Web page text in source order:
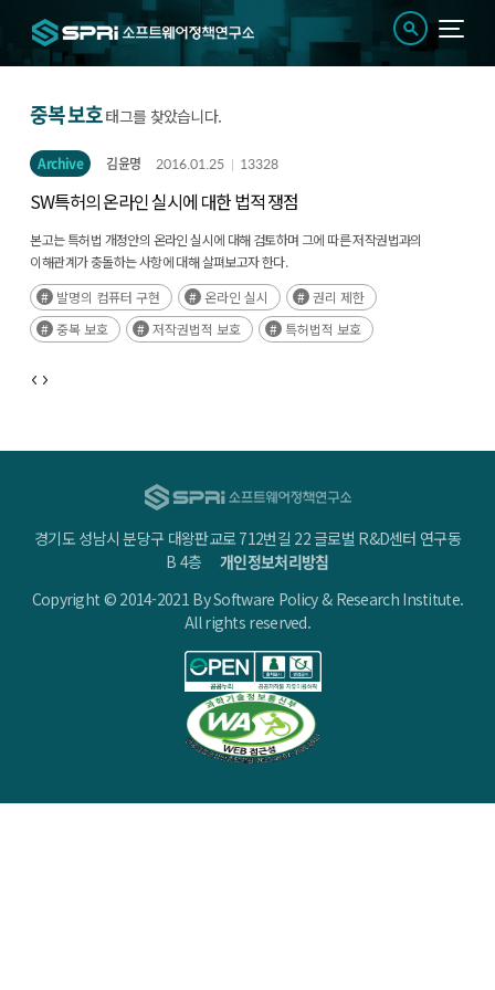
중복 보호태그를 찾았습니다.
Archive 김윤명 2016.01.25 13328
SW특허의 온라인 실시에 대한 법적 쟁점
본고는 특허법 개정안의 온라인 실시에 대해 검토하며 그에 따른 저작권법과의
이해관계가 충돌하는 사항에 대해 살펴보고자 한다.
발명의 컴퓨터 구현
온라인 실시
권리 제한
중복 보호
저작권법적 보호 특허법적 보호
경기도 성남시 분당구 대왕판교로 712번길 22 글로벌 R&D센터 연구동
B 4층개인정보처리방침
Copyright © 2014-2021 By Software Policy & Research Institute.
All rights reserved.